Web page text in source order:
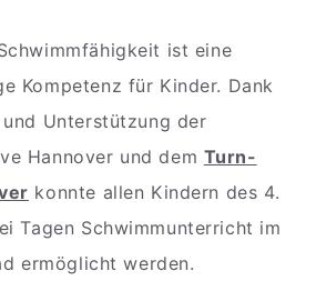
ist eine
Kompetenz für Kinder. Dank
Unterstützung der
Hannover und dem Turn-
konnte allen Kindern des 4.
Tagen Schwimmunterricht im
ermöglicht werden.